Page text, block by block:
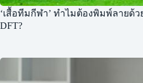
‘เสื้อทีมกีฬา’ ทำไมต้องพิมพ์ลายด้
DFT?